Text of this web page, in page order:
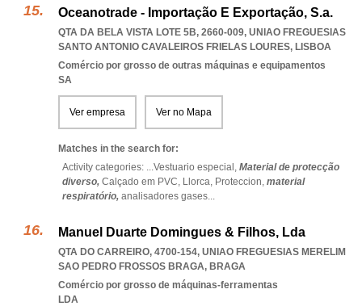
Oceanotrade - Importação E Exportação, S.a.
QTA DA BELA VISTA LOTE 5B, 2660-009, UNIAO FREGUESIAS
SANTO ANTONIO CAVALEIROS FRIELAS LOURES, LISBOA
Comércio por grosso de outras máquinas e equipamentos
SA
Ver empresa Ver no Mapa
Matches in the search for:
Activity categories: ...Vestuario especial, Material de protecção
diverso, Calçado em PVC, Llorca, Proteccion, material
respiratório, analisadores gases...
Manuel Duarte Domingues & Filhos, Lda
QTA DO CARREIRO, 4700-154, UNIAO FREGUESIAS MERELIM
SAO PEDRO FROSSOS BRAGA, BRAGA
Comércio por grosso de máquinas-ferramentas
LDA